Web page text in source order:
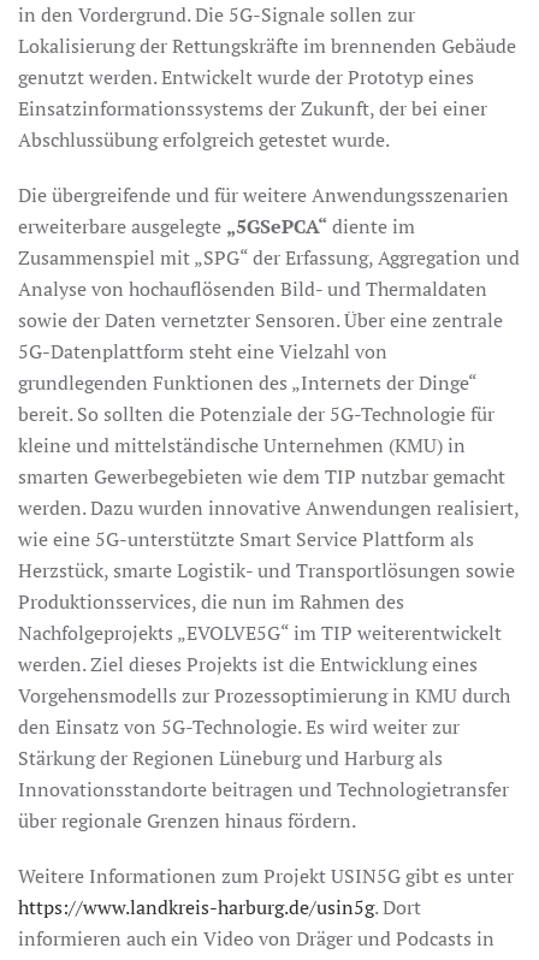
in den Vordergrund. Die 5G-Signale sollen zur
Lokalisierung der Rettungskräfte im brennenden Gebäude
genutzt werden. Entwickelt wurde der Prototyp eines
Einsatzinformationssystems der Zukunft, der bei einer
Abschlussübung erfolgreich getestet wurde.
Die übergreifende und für weitere Anwendungsszenarien
erweiterbare ausgelegte „5GSePCA“ diente im
Zusammenspiel mit „SPG“ der Erfassung, Aggregation und
Analyse von hochauflösenden Bild- und Thermaldaten
sowie der Daten vernetzter Sensoren. Über eine zentrale
5G-Datenplattform steht eine Vielzahl von
grundlegenden Funktionen des „Internets der Dinge“
bereit. So sollten die Potenziale der 5G-Technologie für
kleine und mittelständische Unternehmen (KMU) in
smarten Gewerbegebieten wie dem TIP nutzbar gemacht
werden. Dazu wurden innovative Anwendungen realisiert,
wie eine 5G-unterstützte Smart Service Plattform als
Herzstück, smarte Logistik- und Transportlösungen sowie
Produktionsservices, die nun im Rahmen des
Nachfolgeprojekts „EVOLVE5G“ im TIP weiterentwickelt
werden. Ziel dieses Projekts ist die Entwicklung eines
Vorgehensmodells zur Prozessoptimierung in KMU durch
den Einsatz von 5G-Technologie. Es wird weiter zur
Stärkung der Regionen Lüneburg und Harburg als
Innovationsstandorte beitragen und Technologietransfer
über regionale Grenzen hinaus fördern.
Weitere Informationen zum Projekt USIN5G gibt es unter
https://www.landkreis-harburg.de/usin5g. Dort
informieren auch ein Video von Dräger und Podcasts in